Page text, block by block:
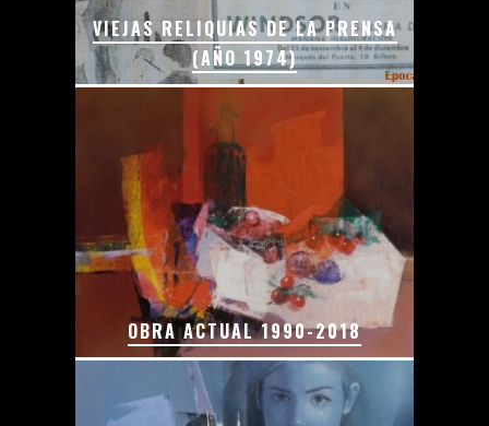
VIEJAS RELIQUIAS DE LA PRENSA
(AÑO 1974)
OBRA ACTUAL 1990-2018